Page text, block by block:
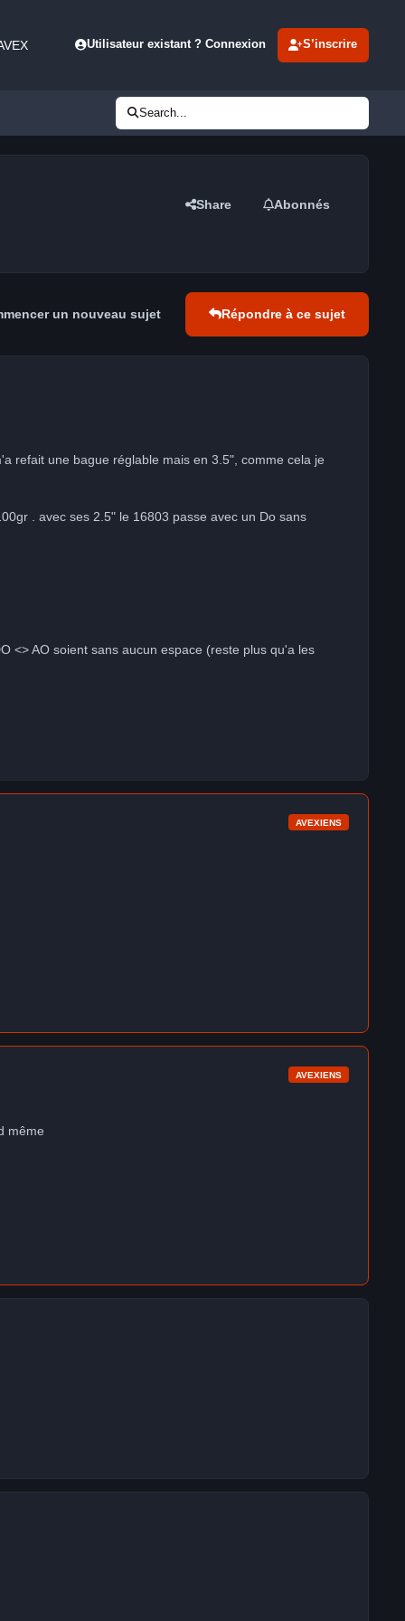
Utilisateur existant ? Connexion S’inscrire
Search...
Share Abonnés
un nouveau sujet Répondre à ce sujet
refait une bague réglable mais en 3.5", comme cela je
. avec ses 2.5" le 16803 passe avec un Do sans
<> AO soient sans aucun espace (reste plus qu'a les
AVEXIENS
AVEXIENS
même